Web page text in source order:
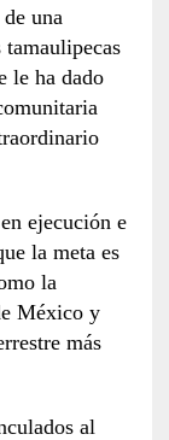
una
le ha dado
ejecución e
la meta es
la
México y
más
al